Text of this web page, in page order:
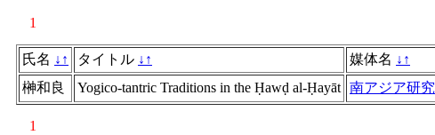
1
氏名 ↓ ↑ タイトル ↓ ↑ 媒体名 ↓ ↑
榊和良
Yogico-tantric Traditions in the Ḥawḍ al-Ḥayāt 南アジア研究
1